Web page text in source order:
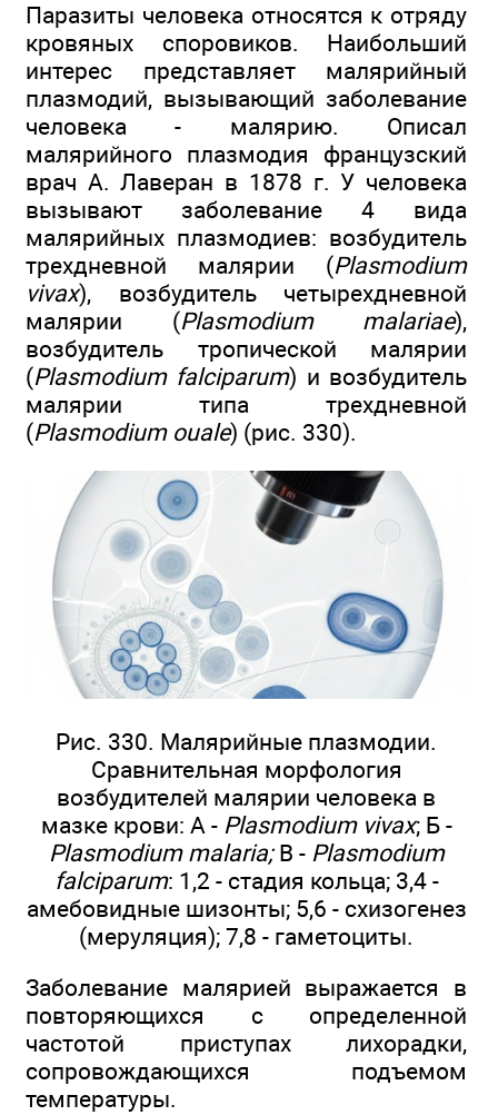
Паразиты человека относятся к отряду
кровяных споровиков. Наибольший
интерес представляет малярийный
плазмодий, вызывающий заболевание
человека - малярию. Описал
малярийного плазмодия французский
врач А. Лаверан в 1878 г. У человека
вызывают заболевание 4 вида
малярийных плазмодиев: возбудитель
трехдневной малярии (Plasmodium
vivax), возбудитель четырехдневной
малярии (Plasmodium malariae),
возбудитель тропической малярии
(Plasmodium falciparum) и возбудитель
малярии типа трехдневной
(Plasmodium ouale) (рис. 330).
Рис. 330. Малярийные плазмодии.
Сравнительная морфология
возбудителей малярии человека в
мазке крови: А - Plasmodium vivax; Б -
Plasmodium malaria;В - Plasmodium
falciparum: 1,2 - стадия кольца; 3,4 -
амебовидные шизонты; 5,6 - схизогенез
(меруляция); 7,8 - гаметоциты.
Заболевание малярией выражается в
повторяющихся с определенной
частотой приступах лихорадки,
сопровождающихся подъемом
температуры.